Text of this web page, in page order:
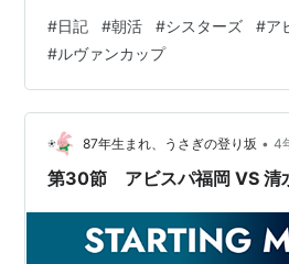
か観てないけど。長女、次女が色
ている中、三女イネだけがまだ掴
絡んでいくのか。単体で動き続け
る。 そして、ルヴァンカップ準
ンフレッチェ広島の試合。スカパ
で、…
#日記 #朝活 #シスターズ #ア
#ルヴァンカップ
87年生まれ、うさぎの登り坂 • 4
第30節